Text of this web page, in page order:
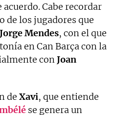
Cabe recordar
de los jugadores que
Jorge Mendes, con el que
en Can Barça con la
conJoan
de Xavi, que entiende
se genera un